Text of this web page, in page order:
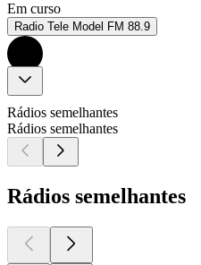
Em curso
Radio Tele Model FM 88.9
Rádios semelhantes
Rádios semelhantes
Rádios semelhantes